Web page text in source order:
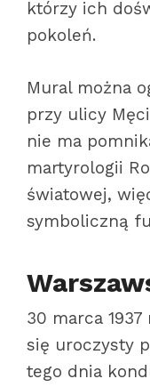
którzy ich
pokoleń.
Mural można
przy ulicy
nie ma
martyrologii
światowej,
symboliczną
30 marca
się uroczysty
tego dnia